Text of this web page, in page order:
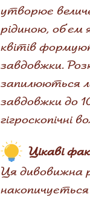
утворює
рідиною, об'єм
квітів
завдовжки.
запилюються
завдовжки до
гігроскопічні
Цікаві
Ця дивовижна